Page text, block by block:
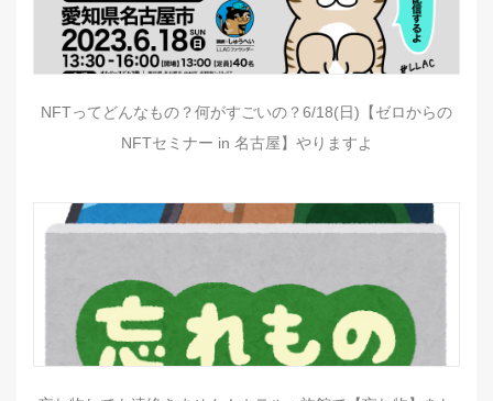
NFTってどんなもの？何がすごいの？6/18(日)【ゼロからの
NFTセミナー in 名古屋】やりますよ